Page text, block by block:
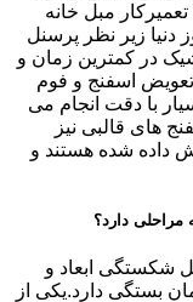
مبل خانه
دنیا زیر نظر پرسنل
در کمترین زمان و
اسفنج و فوم
با دقت انجام می
های قالبی نیز
داده شده هستند و
مراحلی دارد؟
شکستگی ابعاد و
بستگی دارد.یکی از